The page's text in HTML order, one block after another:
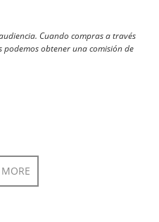
Cuando compras a través
obtener una comisión de